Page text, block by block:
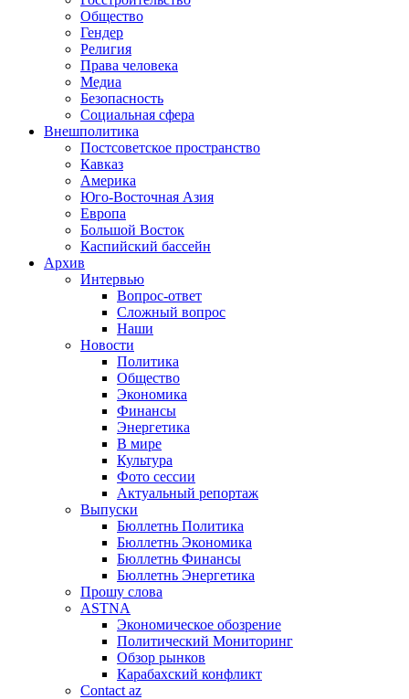
Общество
Гендер
Религия
Права человека
Медиа
Безопасность
Социальная сфера
Внешполитика
Постсоветское пространство
Кавказ
Америка
Юго-Восточная Азия
Европа
Большой Восток
Каспийский бассейн
Архив
Интервью
Вопрос-ответ
Сложный вопрос
Наши
Новости
Политика
Общество
Экономика
Финансы
Энергетика
В мире
Культура
Фото сессии
Актуальный репортаж
Выпуски
Бюллетнь Политика
Бюллетнь Экономика
Бюллетнь Финансы
Бюллетнь Энергетика
Прошу слова
ASTNA
Экономическое обозрение
Политический Мониторинг
Обзор рынков
Карабахский конфликт
Contact az